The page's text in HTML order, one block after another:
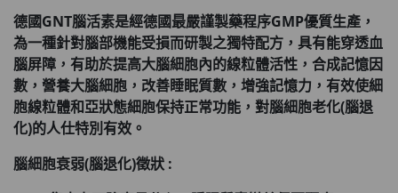
德國GNT腦活素是經德國最嚴謹製藥程序GMP優質生產，
為一種針對腦部機能受損而研製之獨特配方，具有能穿透血
腦屏障，有助於提高大腦細胞內的線粒體活性，合成記憶因
數，營養大腦細胞，改善睡眠質數，增強記憶力，有效使細
胞線粒體和亞狀態細胞保持正常功能，對腦細胞老化(腦退
化)的人仕特別有效。
腦細胞衰弱(腦退化)徵狀 :